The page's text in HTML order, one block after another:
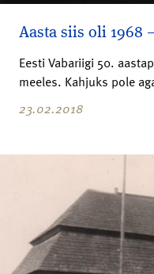
Aasta siis oli 1968
Eesti Vabariigi 50.
meeles. Kahjuks pole
23.02.2018